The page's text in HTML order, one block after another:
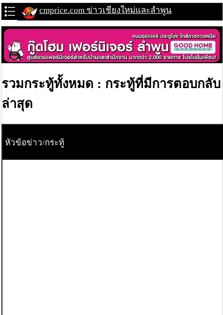
cmprice.com ข่าวเชียงใหม่และลำพูน
รวมกระทู้ทั้งหมด : กระทู้ที่มีการตอบกลับ
ล่าสุด
หัวข้อข่าว/กระทู้